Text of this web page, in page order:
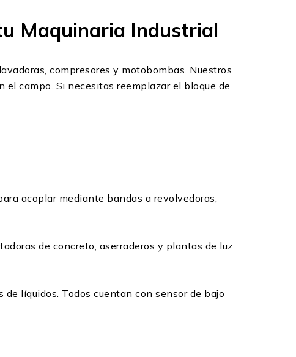
Maquinaria Industrial
compresores y motobombas. Nuestros
campo. Si necesitas reemplazar el bloque de
acoplar mediante bandas a revolvedoras,
de concreto, aserraderos y plantas de luz
líquidos. Todos cuentan con sensor de bajo